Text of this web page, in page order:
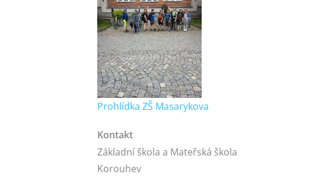
Prohlídka ZŠ Masarykova
Kontakt
Základní škola a Mateřská škola
Korouhev